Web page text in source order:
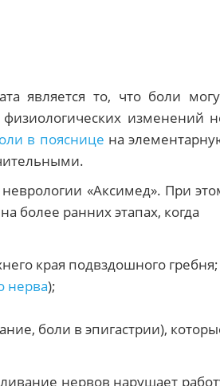
является то, что боли
физиологических изменений
в пояснице на
«Аксимед». При
более ранних этапах, когда
края подвздошного гребня;
нерва);
боли в эпигастрии),
нервов нарушает